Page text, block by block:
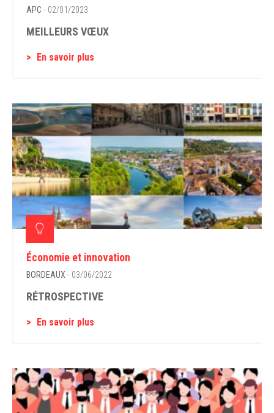
APC - 02/01/2023
MEILLEURS VŒUX
En savoir plus
Économie et innovation
BORDEAUX - 03/06/2022
RÉTROSPECTIVE
En savoir plus